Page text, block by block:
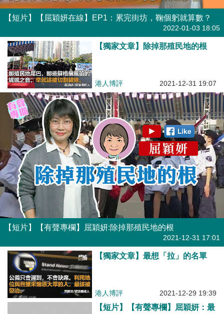
【短片】【屈穎妍在線】EP1：累完街坊，鞠個躬就算數？
2022-01-03 18:05
【獨家文章】除掉那殖民地的根
港人博評 2021-12-31 19:07
【短片】【有聲專欄】屈穎妍:除掉那殖民地的根
2021-12-31 17:01
【獨家文章】最想「拉」的名單
港人博評 2021-12-29 19:39
【短片】【有聲專欄】屈穎妍：最